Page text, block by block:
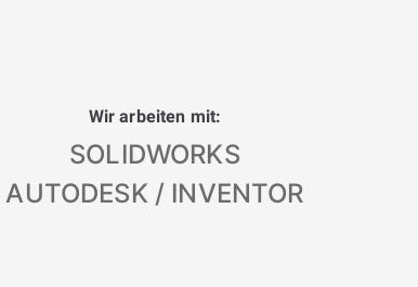
Wir arbeiten mit:
SOLIDWORKS
AUTODESK / INVENTOR